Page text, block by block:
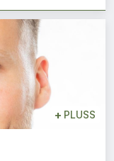
+ PLUSS